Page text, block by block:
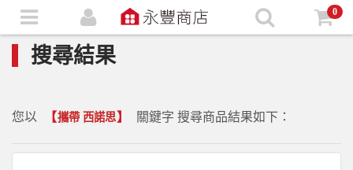
0
搜尋結果
您以 【攜帶 西諾思】 關鍵字 搜尋商品結果如下：